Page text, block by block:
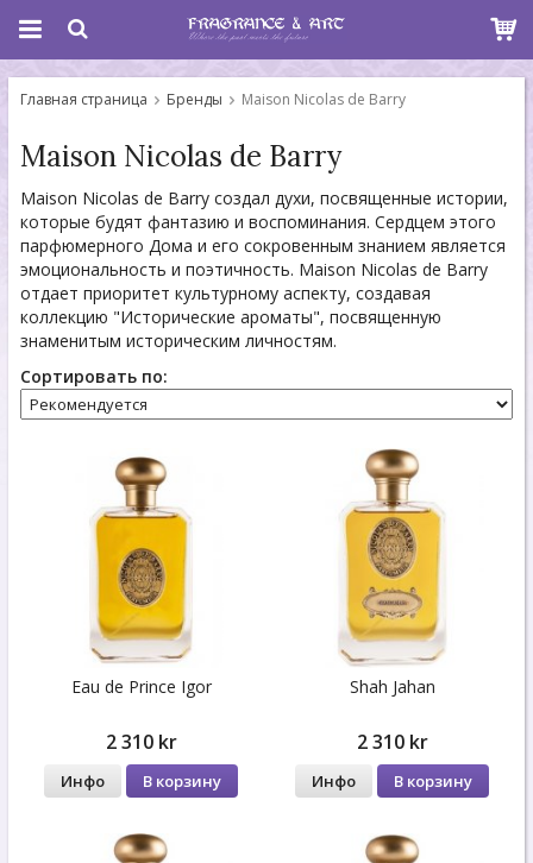
Главная страница Бренды Maison Nicolas de Barry
Maison Nicolas de Barry
Maison Nicolas de Barry создал духи, посвященные истории,
которые будят фантазию и воспоминания. Сердцем этого
парфюмерного Дома и его сокровенным знанием является
эмоциональность и поэтичность. Maison Nicolas de Barry
отдает приоритет культурному аспекту, создавая
коллекцию "Исторические ароматы", посвященную
знаменитым историческим личностям.
Сортировать по:
Eau de Prince Igor
2 310 kr
Инфо В корзину
Shah Jahan
2 310 kr
Инфо В корзину